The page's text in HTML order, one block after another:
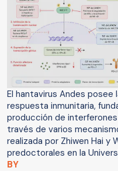
El hantavirus Andes posee
respuesta inmunitaria,
producción de
través de varios
realizada por Zhiwen Hai y
predoctorales en la
BY